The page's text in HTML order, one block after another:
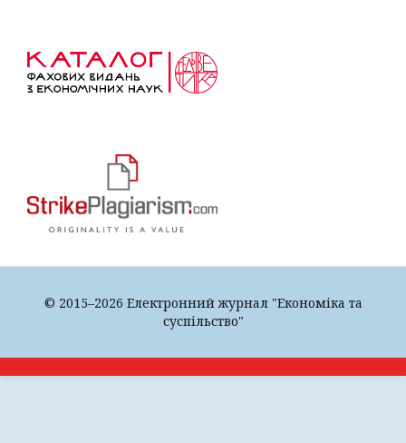
© 2015–2026 Електронний журнал "Економіка та
суспільство"